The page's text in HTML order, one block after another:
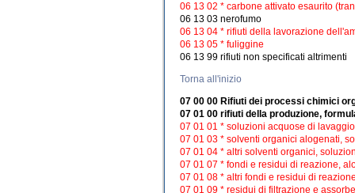
06 13 02 * carbone attivato esaurito
06 13 03 nerofumo
06 13 04 * rifiuti della lavorazione
06 13 05 * fuliggine
06 13 99 rifiuti non specificati altrimenti
Torna all'inizio
07 00 00 Rifiuti dei processi chimici
07 01 00 rifiuti della produzione,
07 01 01 * soluzioni acquose di
07 01 03 * solventi organici alogenati,
07 01 04 * altri solventi organici,
07 01 07 * fondi e residui di reazione,
07 01 08 * altri fondi e residui di
07 01 09 * residui di filtrazione e